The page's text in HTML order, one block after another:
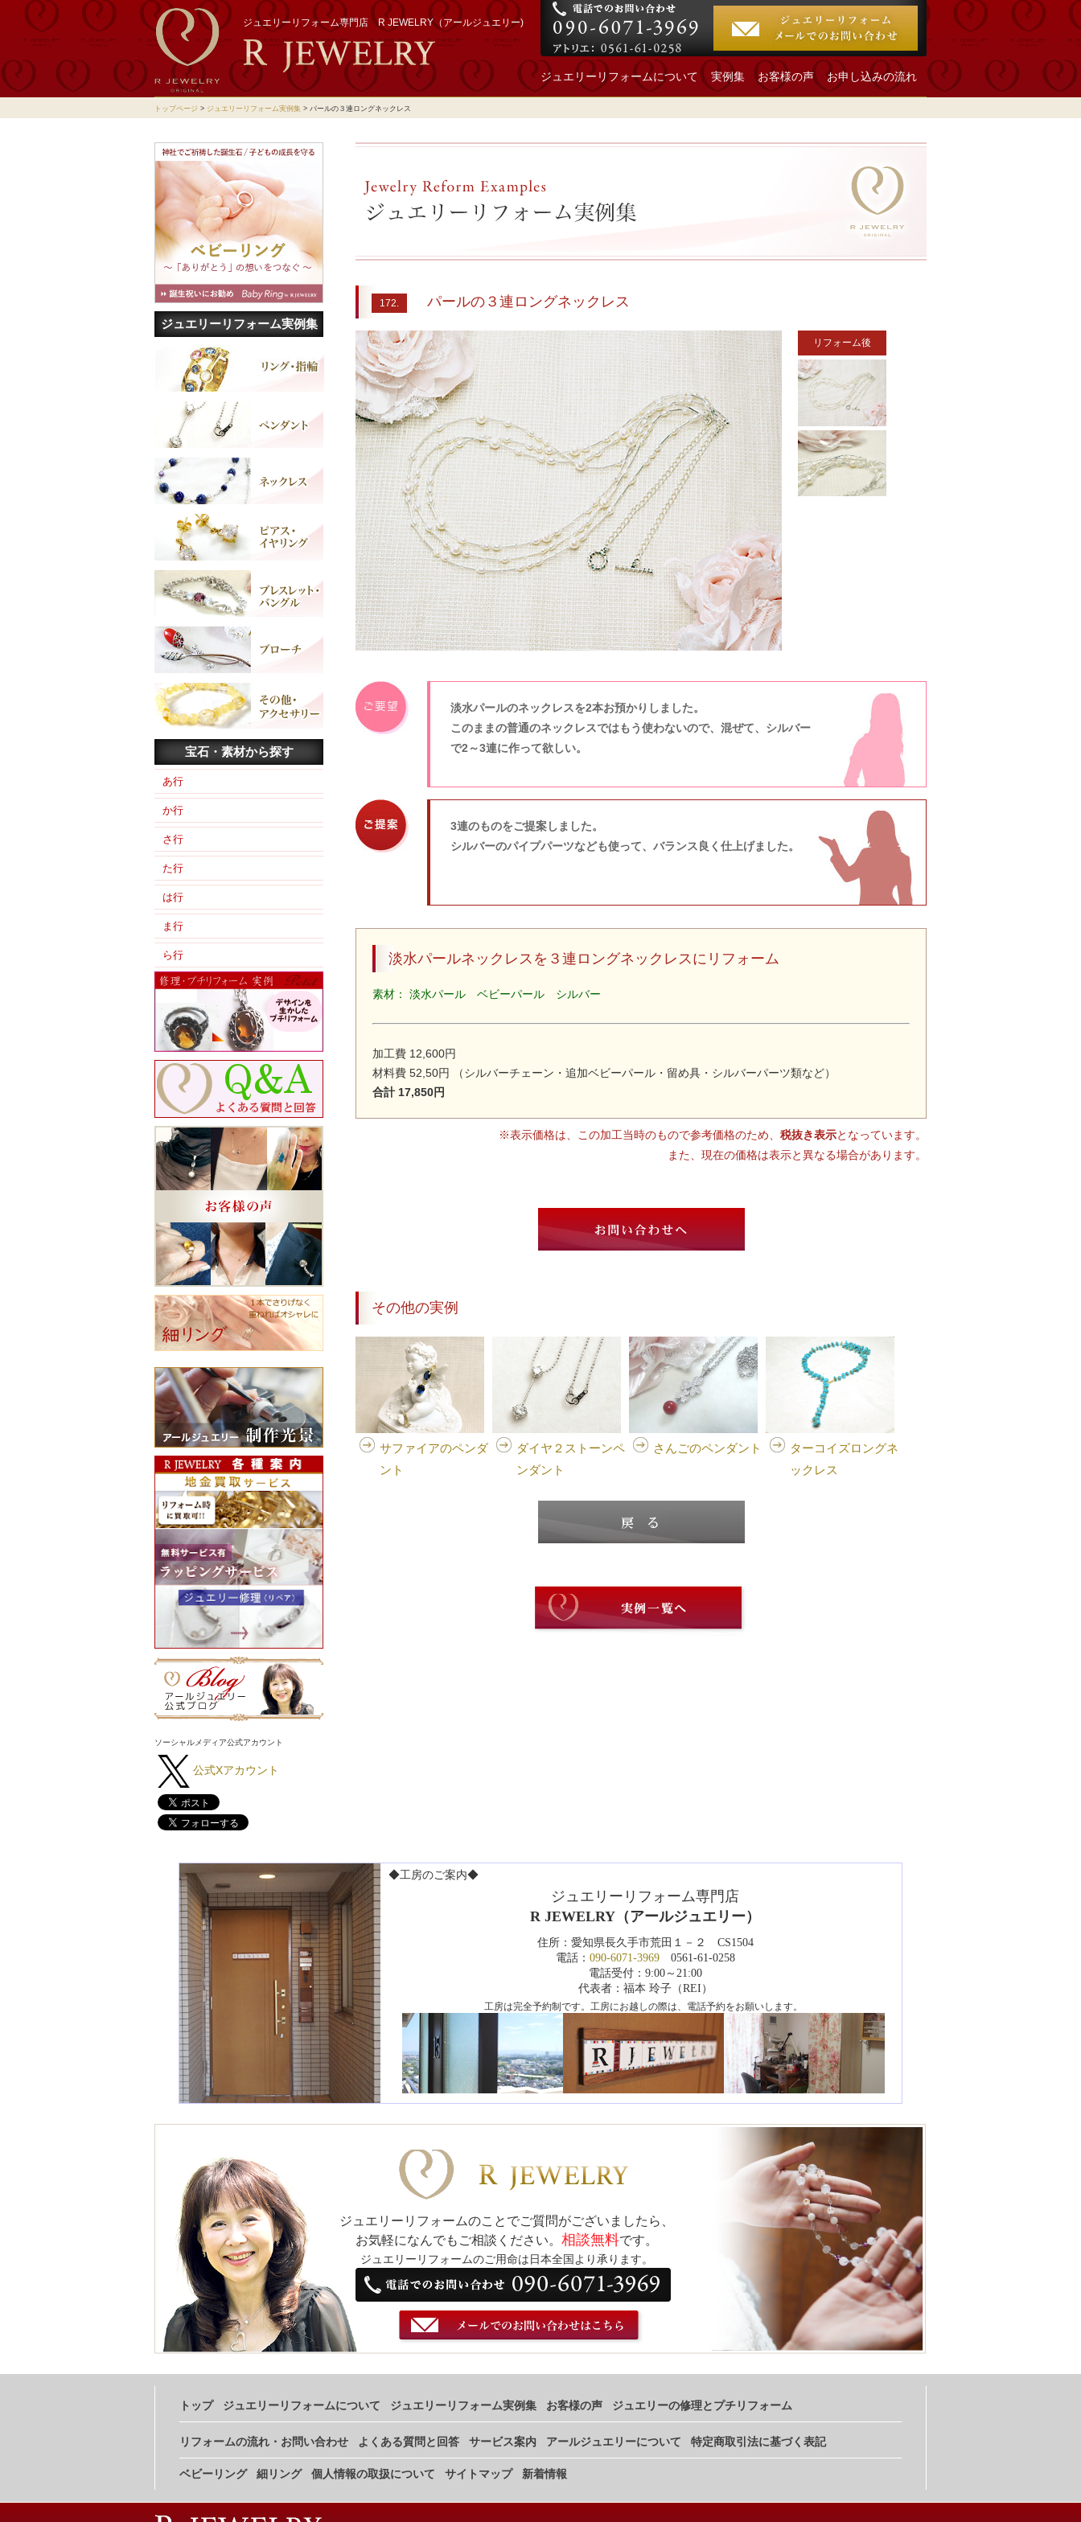
ジュエリーリフォーム専門店 R JEWELRY（アールジュエリー)
ジュエリーリフォームについて 実例集 お客様の声 お申し込みの流れ
トップページ > ジュエリーリフォーム実例集 > パールの３連ロングネックレス
172. パールの３連ロングネックレス
リフォーム後
淡水パールのネックレスを2本お預かりしました。
このままの普通のネックレスではもう使わないので、混ぜて、シルバー
で2～3連に作って欲しい。
3連のものをご提案しました。
シルバーのパイプパーツなども使って、バランス良く仕上げました。
淡水パールネックレスを３連ロングネックレスにリフォーム
素材： 淡水パール ベビーパール シルバー
加工費 12,600円
材料費 52,50円 （シルバーチェーン・追加ベビーパール・留め具・シルバーパーツ類など）
合計 17,850円
※表示価格は、この加工当時のもので参考価格のため、 税抜き表示となっています。
また、現在の価格は表示と異なる場合があります。
その他の実例
サファイアのペンダ
ント
ダイヤ２ストーンペ
ンダント
さんごのペンダント
ターコイズロングネ
ックレス
ジュエリーリフォーム実例集
宝石・素材から探す
あ行
か行
さ行
た行
は行
ま行
ら行
ソーシャルメディア公式アカウント
公式Xアカウント
◆工房のご案内◆
ジュエリーリフォーム専門店
R JEWELRY（アールジュエリー）
住所：愛知県長久手市荒田１－２ CS1504
電話： 090-6071-39690561-61-0258
電話受付：9:00～21:00
代表者：福本 玲子（REI）
工房は完全予約制です。工房にお越しの際は、電話予約をお願いします。
ジュエリーリフォームのことでご質問がございましたら、
お気軽になんでもご相談ください。 相談無料です。
ジュエリーリフォームのご用命は日本全国より承ります。
トップ ジュエリーリフォームについて ジュエリーリフォーム実例集 お客様の声 ジュエリーの修理とプチリフォーム
リフォームの流れ・お問い合わせ よくある質問と回答 サービス案内 アールジュエリーについて 特定商取引法に基づく表記
ベビーリング 細リング 個人情報の取扱について サイトマップ 新着情報